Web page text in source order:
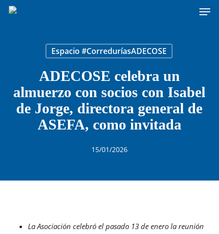
Skip
Espacio #CorreduríasADECOSE
ADECOSE celebra un
almuerzo con socios con Isabel
de Jorge, directora general de
ASEFA, como invitada
15/01/2026
La Asociación celebró el pasado 13 de enero la reunión